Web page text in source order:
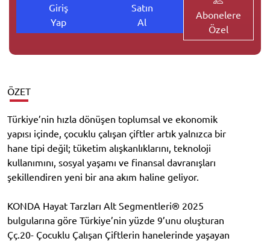
Giriş
Yap
Satın
Al
Abonelere
Özel
ÖZET
Türkiye’nin hızla dönüşen toplumsal ve ekonomik
yapısı içinde, çocuklu çalışan çiftler artık yalnızca bir
hane tipi değil; tüketim alışkanlıklarını, teknoloji
kullanımını, sosyal yaşamı ve finansal davranışları
şekillendiren yeni bir ana akım haline geliyor.
KONDA Hayat Tarzları Alt Segmentleri® 2025
bulgularına göre Türkiye’nin yüzde 9’unu oluşturan
Çç.20- Çocuklu Çalışan Çiftlerin hanelerinde yaşayan